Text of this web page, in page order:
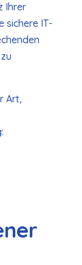
Ihrer
sichere IT-
Art,